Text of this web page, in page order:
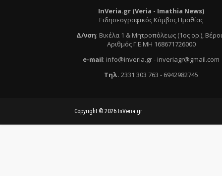
InVeria.gr (Veria - Ιmathia News)
Ειδησεογραφικός Κόμβος Ημαθίας
Δ/νση: Βικέλα 1 & Μητροπόλεως (1ος ορ.),
Αριθμός Γ.Ε.ΜΗ 168671726000
e-mail: info@inveria.gr- inveriagr@gmail.com
Τηλ. 2331 303 763 - 6942982745
Copyright © 2026 InVeria.gr